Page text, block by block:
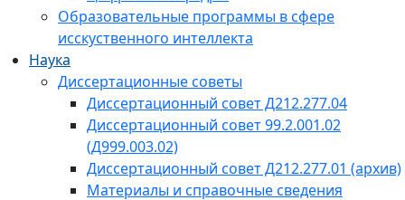
Образовательные программы в сфере
исскуственного интеллекта
Наука
Диссертационные советы
Диссертационный совет Д212.277.04
Диссертационный совет 99.2.001.02
(Д999.003.02)
Диссертационный совет Д212.277.01 (архив)
Материалы и справочные сведения